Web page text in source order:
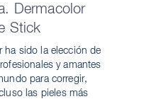
Dermacolor
Stick
ha sido la elección de
y amantes
para corregir,
las pieles más